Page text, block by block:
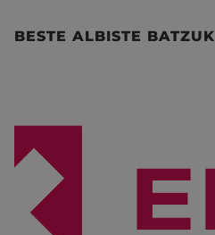
BESTE ALBISTE BATZUK